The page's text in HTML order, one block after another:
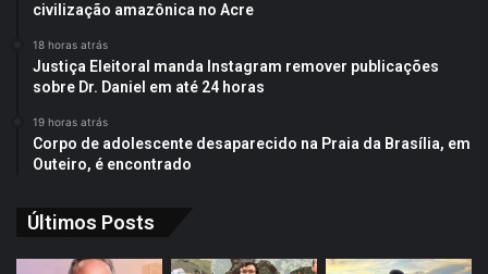
civilização amazônica no Acre
18 horas atrás
Justiça Eleitoral manda Instagram remover publicações
sobre Dr. Daniel em até 24 horas
19 horas atrás
Corpo de adolescente desaparecido na Praia da Brasília, em
Outeiro, é encontrado
Últimos Posts